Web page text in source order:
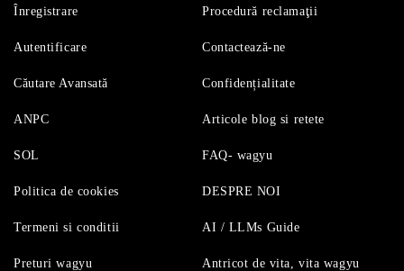
Înregistrare
Autentificare
Căutare Avansată
Procedură reclamaţii
Contactează-ne
Confidențialitate
ANPC
SOL
Politica de cookies
Termeni si conditii
Articole blog si retete
FAQ- wagyu
DESPRE NOI
AI / LLMs Guide
Preturi wagyu Antricot de vita, vita wagyu